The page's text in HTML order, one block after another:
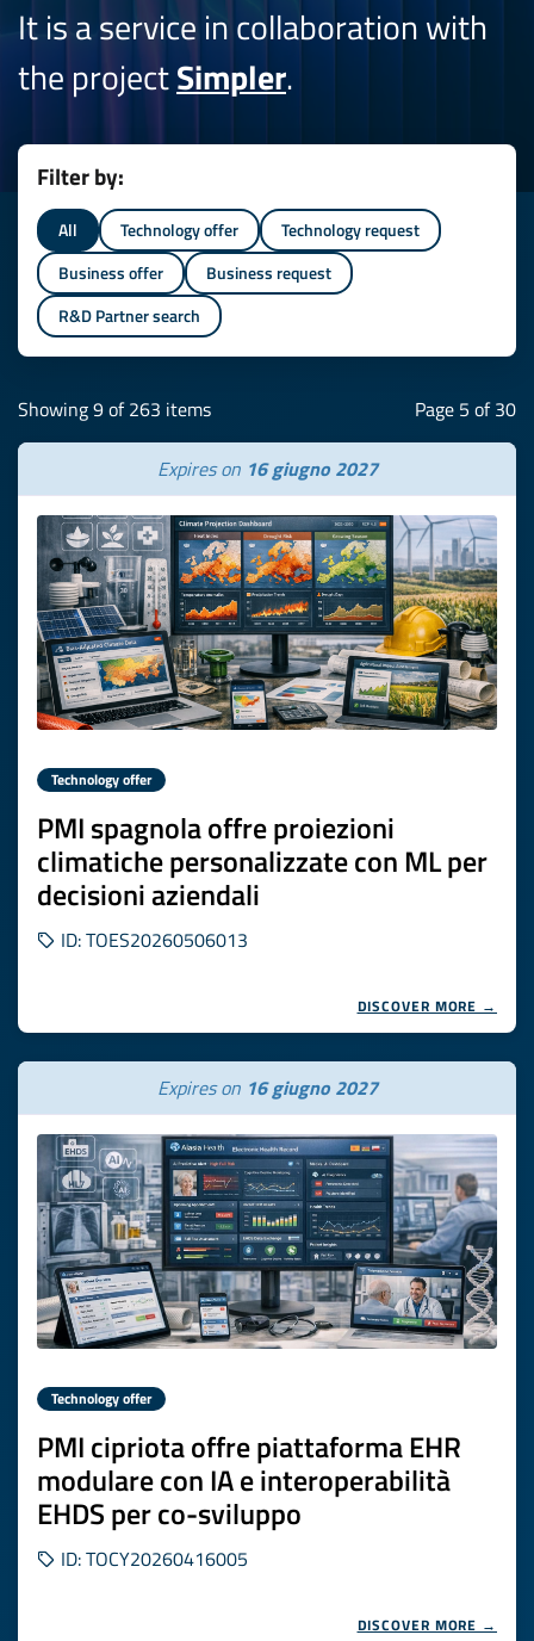
It is a service in collaboration with
the projectSimpler.
Filter by:
All Technology offer
Technology request
Business offer
Business request
R&D Partner search
Showing 9 of 263 items Page 5 of 30
Expires on 16 giugno 2027
Technology offer
PMI spagnola offre proiezioni
climatiche personalizzate con ML per
decisioni aziendali
ID: TOES20260506013
DISCOVER MORE →
Expires on 16 giugno 2027
Technology offer
PMI cipriota offre piattaforma EHR
modulare con IA e interoperabilità
EHDS per co-sviluppo
ID: TOCY20260416005
DISCOVER MORE →